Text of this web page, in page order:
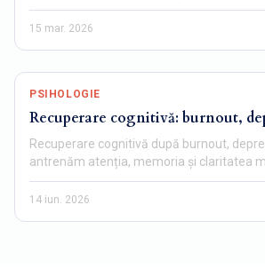
un…
15 mar. 2026
PSIHOLOGIE
Recuperare cognitivă: burnout,
Recuperare cognitivă după burnout,
antrenăm atenția, memoria și claritatea
mintea…
14 iun. 2026